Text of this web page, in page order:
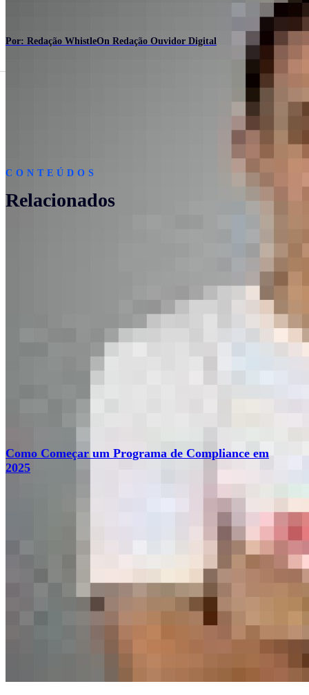
Por: Redação WhistleOn Redação Ouvidor Digital
CONTEÚDOS
Relacionados
Como Começar um Programa de Compliance em
2025